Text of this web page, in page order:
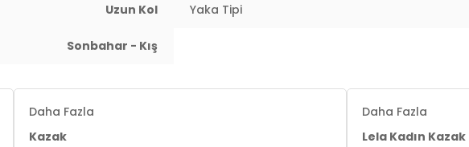
/ Basen: 94 / Beden: M
Uzun Kol Yaka Tipi
Sonbahar - Kış
Daha Fazla
Kazak
Daha Fazla
Lela Kadın Kazak